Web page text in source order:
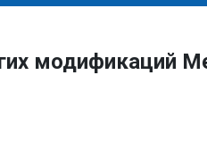
модификаций